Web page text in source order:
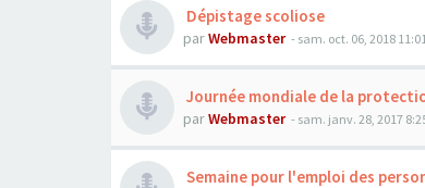
Dépistage scoliose
parWebmaster - sam. oct. 06, 2018
Journée mondiale de la
parWebmaster - sam. janv. 28, 2017
Semaine pour l'emploi des